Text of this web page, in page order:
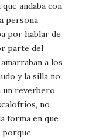
andaba con
persona
por hablar de
parte del
a los
y la silla no
un reverbero
no
forma en que
porque